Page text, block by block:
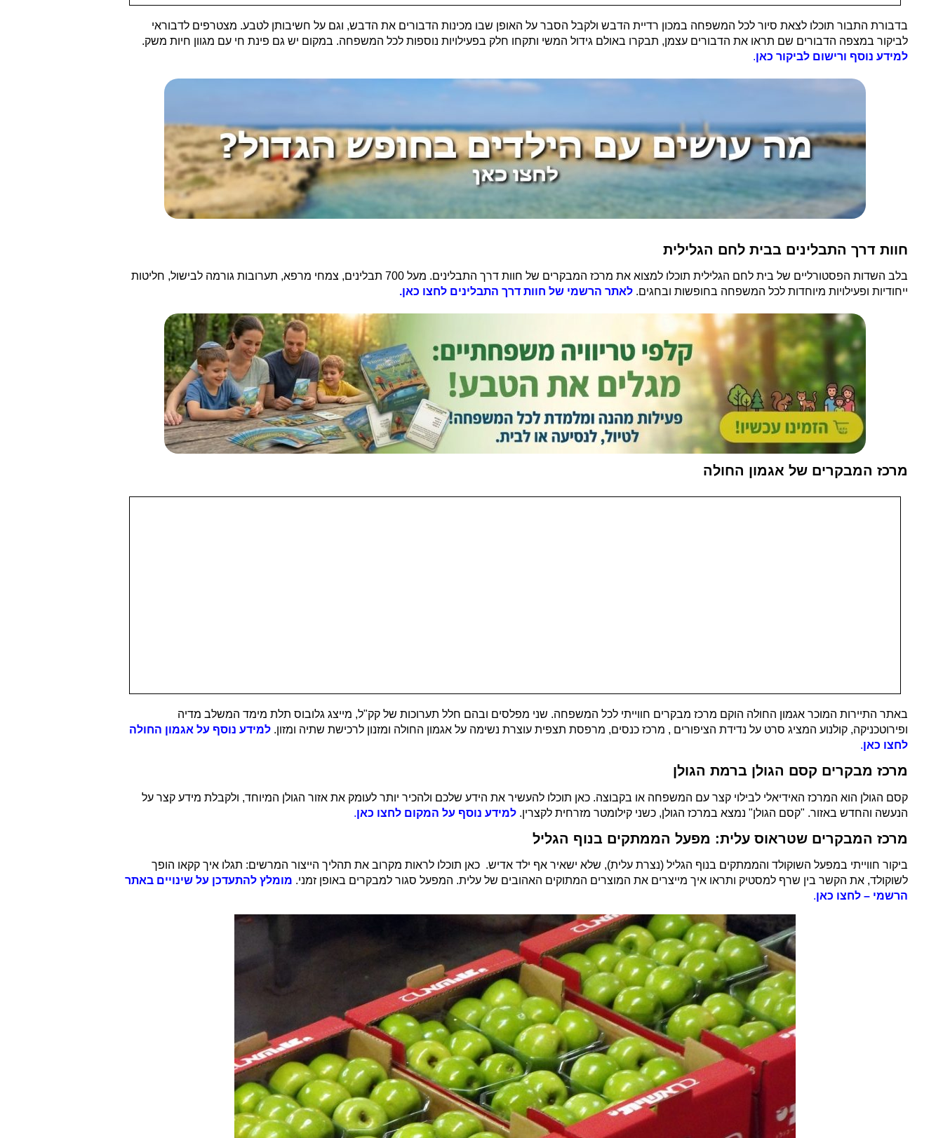
בדבורת התבור תוכלו לצאת סיור לכל המשפחה במכון רדיית הדבש ולקבל הסבר על האופן שבו מכינות הדבורים את הדבש, וגם על חשיבותן לטבע. מצטרפים לדבוראי
לביקור במצפה הדבורים שם תראו את הדבורים עצמן, תבקרו באולם גידול המשי ותקחו חלק בפעילויות נוספות לכל המשפחה. במקום יש גם פינת חי עם מגוון חיות משק.
למידע נוסף ורישום לביקור כאן.
חוות דרך התבלינים בבית לחם הגלילית
בלב השדות הפסטורליים של בית לחם הגלילית תוכלו למצוא את מרכז המבקרים של חוות דרך התבלינים. מעל 700 תבלינים, צמחי מרפא, תערובות גורמה לבישול, חליטות
ייחודיות ופעילויות מיוחדות לכל המשפחה בחופשות ובחגים. לאתר הרשמי של חוות דרך התבלינים לחצו כאן.
מרכז המבקרים של אגמון החולה
באתר התיירות המוכר אגמון החולה הוקם מרכז מבקרים חווייתי לכל המשפחה. שני מפלסים ובהם חלל תערוכות של קק"ל, מייצג גלובוס תלת מימד המשלב מדיה
ופירוטכניקה, קולנוע המציג סרט על נדידת הציפורים , מרכז כנסים, מרפסת תצפית עוצרת נשימה על אגמון החולה ומזנון לרכישת שתיה ומזון. למידע נוסף על אגמון החולה
לחצו כאן.
מרכז מבקרים קסם הגולן ברמת הגולן
קסם הגולן הוא המרכז האידיאלי לבילוי קצר עם המשפחה או בקבוצה. כאן תוכלו להעשיר את הידע שלכם ולהכיר יותר לעומק את אזור הגולן המיוחד, ולקבלת מידע קצר על
הנעשה והחדש באזור. "קסם הגולן" נמצא במרכז הגולן, כשני קילומטר מזרחית לקצרין. למידע נוסף על המקום לחצו כאן.
מרכז המבקרים שטראוס עלית: מפעל הממתקים בנוף הגליל
ביקור חווייתי במפעל השוקולד והממתקים בנוף הגליל (נצרת עלית), שלא ישאיר אף ילד אדיש. כאן תוכלו לראות מקרוב את תהליך הייצור המרשים: תגלו איך קקאו הופך
לשוקולד, את הקשר בין שרף למסטיק ותראו איך מייצרים את המוצרים המתוקים האהובים של עלית. המפעל סגור למבקרים באופן זמני. מומלץ להתעדכן על שינויים באתר
הרשמי – לחצו כאן.